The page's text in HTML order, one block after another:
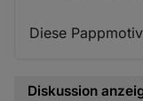
Diese
Diskussion